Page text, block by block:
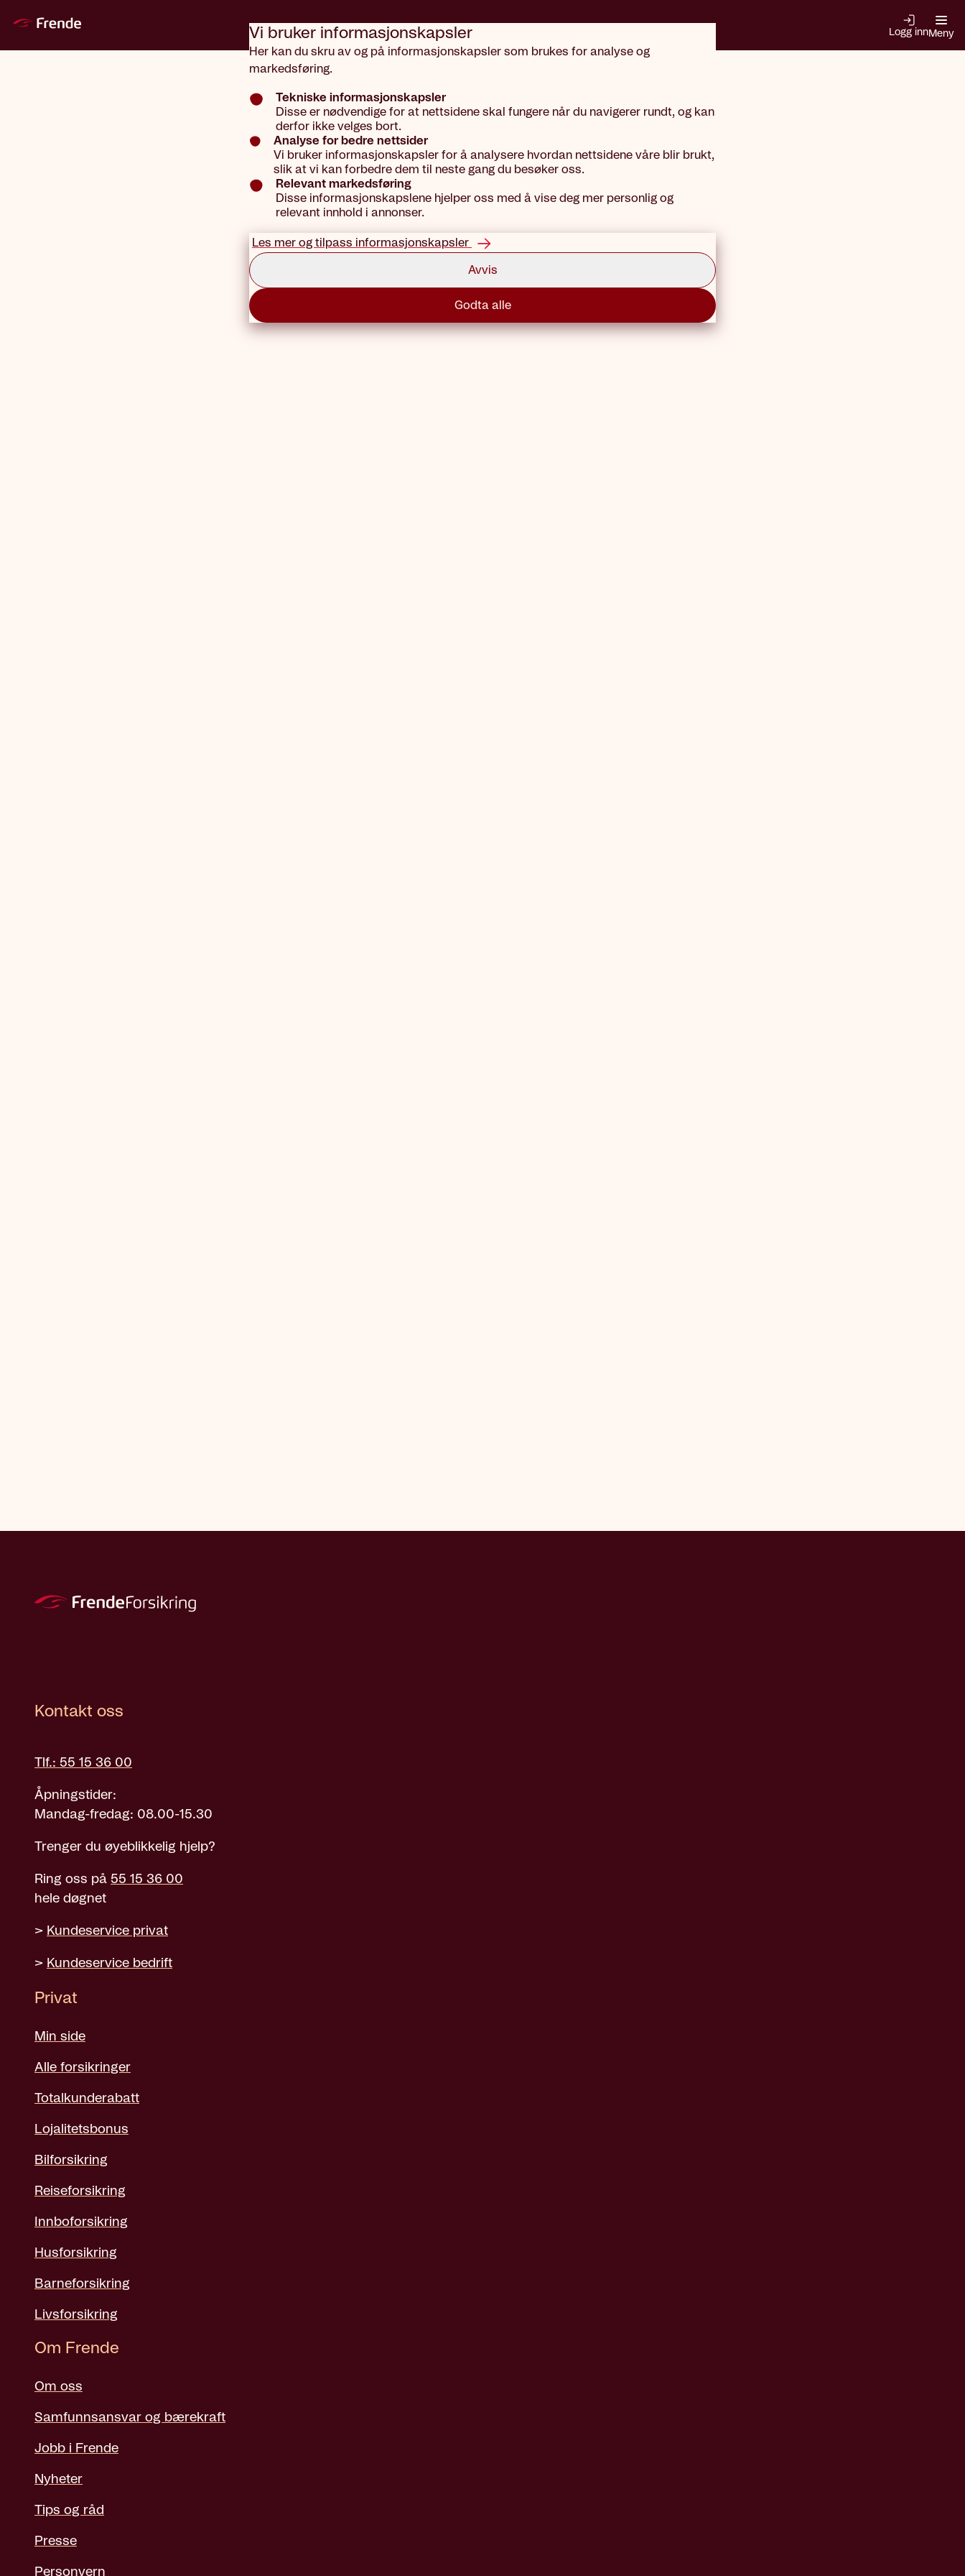
Vi bruker informasjons­kapsler
Her kan du skru av og på informasjonskapsler som brukes for analyse og
markedsføring.
Tekniske informasjonskapsler
Disse er nødvendige for at nettsidene skal fungere når du navigerer rundt, og kan
derfor ikke velges bort.
Analyse for bedre nettsider
Vi bruker informasjonskapsler for å analysere hvordan nettsidene våre blir brukt,
slik at vi kan forbedre dem til neste gang du besøker oss.
Relevant markedsføring
Disse informasjonskapslene hjelper oss med å vise deg mer personlig og
relevant innhold i annonser.
Les mer og tilpass informasjonskapsler
Avvis
Godta alle
Gå til hovedinnhold
Logg innMeny
Nettbutikk hovedside
En feil har inntruffet
Sjekk din nettverksforbindelse
og prøv igjen.
Forsikringer
Kontakt oss
Tlf.: 55 15 36 00
Åpningstider:
Mandag-fredag: 08.00-15.30
Trenger du øyeblikkelig hjelp?
Ring oss på 55 15 36 00
hele døgnet
> Kundeservice privat
> Kundeservice bedrift
Privat
Min side
Alle forsikringer
Totalkunderabatt
Lojalitetsbonus
Bilforsikring
Reiseforsikring
Innboforsikring
Husforsikring
Barneforsikring
Livsforsikring
Om Frende
Om oss
Samfunnsansvar og bærekraft
Jobb i Frende
Nyheter
Tips og råd
Presse
Personvern